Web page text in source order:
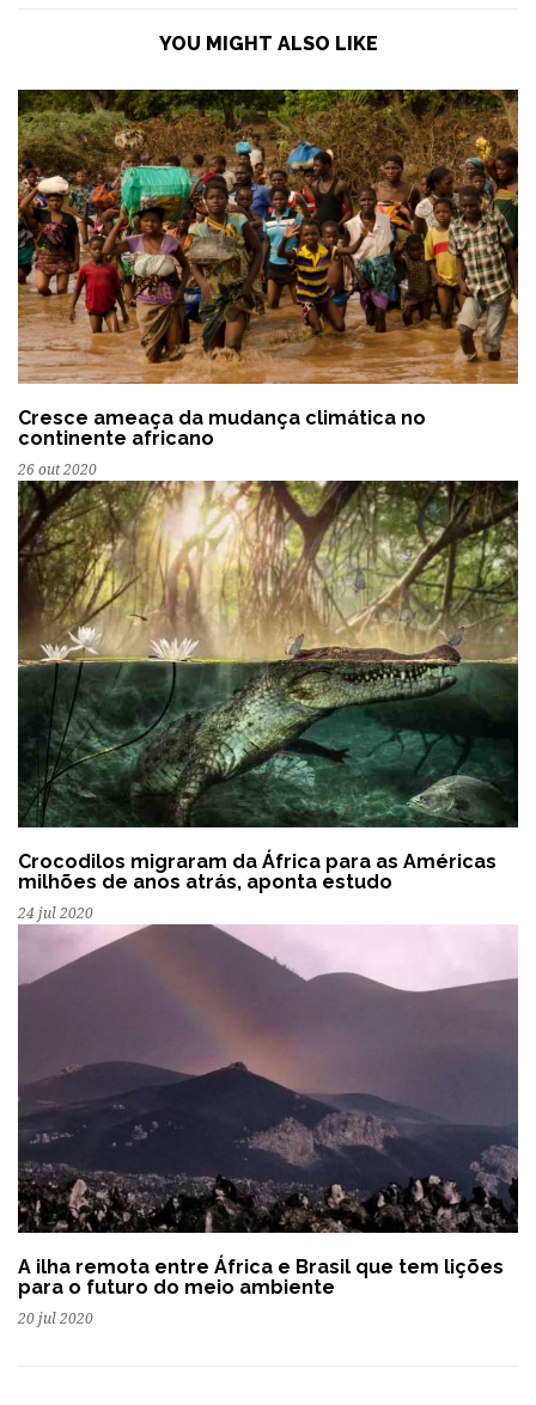
YOU MIGHT ALSO LIKE
Cresce ameaça da mudança climática no
continente africano
26 out 2020
Crocodilos migraram da África para as Américas
milhões de anos atrás, aponta estudo
24 jul 2020
A ilha remota entre África e Brasil que tem lições
para o futuro do meio ambiente
20 jul 2020